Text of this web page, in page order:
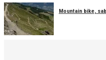
Mountain bike,